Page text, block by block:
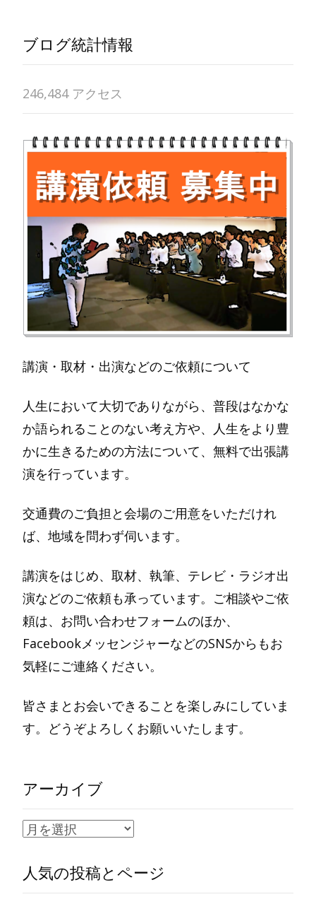
ブログ統計情報
246,484 アクセス
講演・取材・出演などのご依頼について
人生において大切でありながら、普段はなかな
か語られることのない考え方や、人生をより豊
かに生きるための方法について、無料で出張講
演を行っています。
交通費のご負担と会場のご用意をいただけれ
ば、地域を問わず伺います。
講演をはじめ、取材、執筆、テレビ・ラジオ出
演などのご依頼も承っています。ご相談やご依
頼は、お問い合わせフォームのほか、
FacebookメッセンジャーなどのSNSからもお
気軽にご連絡ください。
皆さまとお会いできることを楽しみにしていま
す。どうぞよろしくお願いいたします。
アーカイブ
ア
カ
イ
人気の投稿とページ